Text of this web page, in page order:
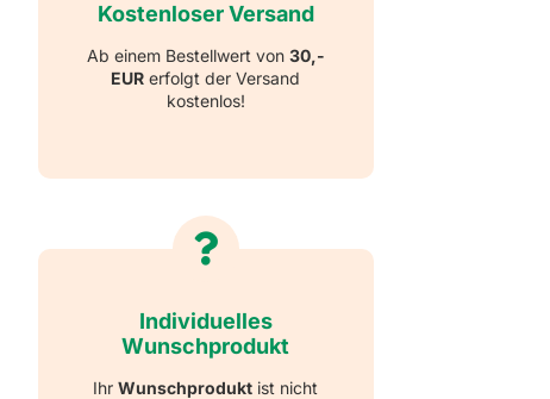
Kostenloser Versand
Ab einem Bestellwert von 30,-
EUR erfolgt der Versand
kostenlos!
Individuelles
Wunschprodukt
IhrWunschprodukt ist nicht